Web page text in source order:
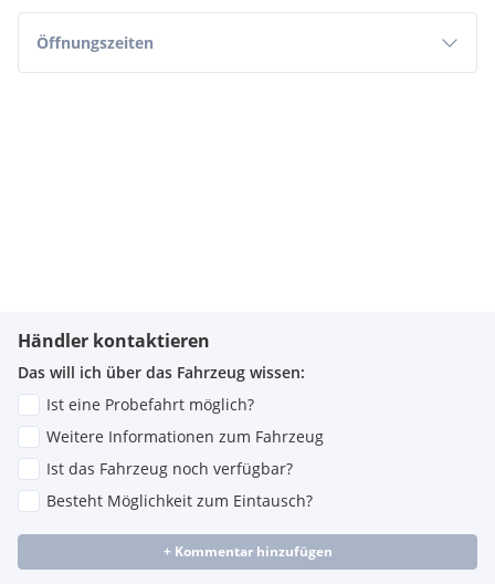
Öffnungszeiten
Händler kontaktieren
Das will ich über das Fahrzeug wissen:
Ist eine Probefahrt möglich?
Weitere Informationen zum Fahrzeug
Ist das Fahrzeug noch verfügbar?
Besteht Möglichkeit zum Eintausch?
+ Kommentar hinzufügen